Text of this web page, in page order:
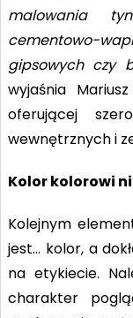
malowania
cementowo-
gipsowych czy
wyjaśnia
oferującej
wewnętrznych i
Kolor kolorowi
Kolejnym
jest… kolor, a
na etykiecie.
charakter